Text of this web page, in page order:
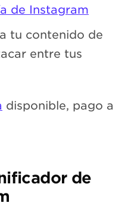
de Instagram
tu contenido de
entre tus
disponible, pago a
de